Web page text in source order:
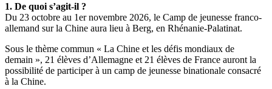
1. De quoi s’agit-il ?
Du 23 octobre au 1er novembre 2026, le Camp de jeunesse franco-
allemand sur la Chine aura lieu à Berg, en Rhénanie-Palatinat.
Sous le thème commun « La Chine et les défis mondiaux de
demain », 21 élèves d’Allemagne et 21 élèves de France auront la
possibilité de participer à un camp de jeunesse binationale consacré
à la Chine.